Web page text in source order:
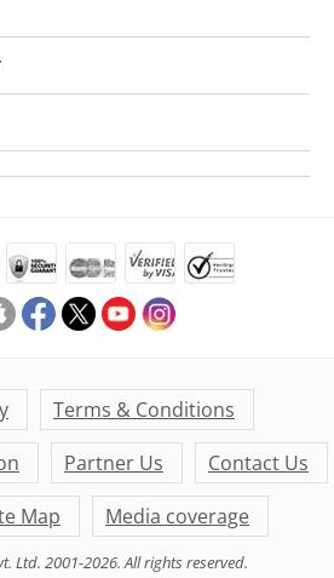
Terms & Conditions
Partner Us
Contact Us
Map Media coverage
Ltd. 2001-2026. All rights reserved.